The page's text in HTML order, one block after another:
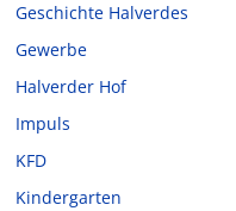
Geschichte Halverdes
Gewerbe
Halverder Hof
Impuls
KFD
Kindergarten